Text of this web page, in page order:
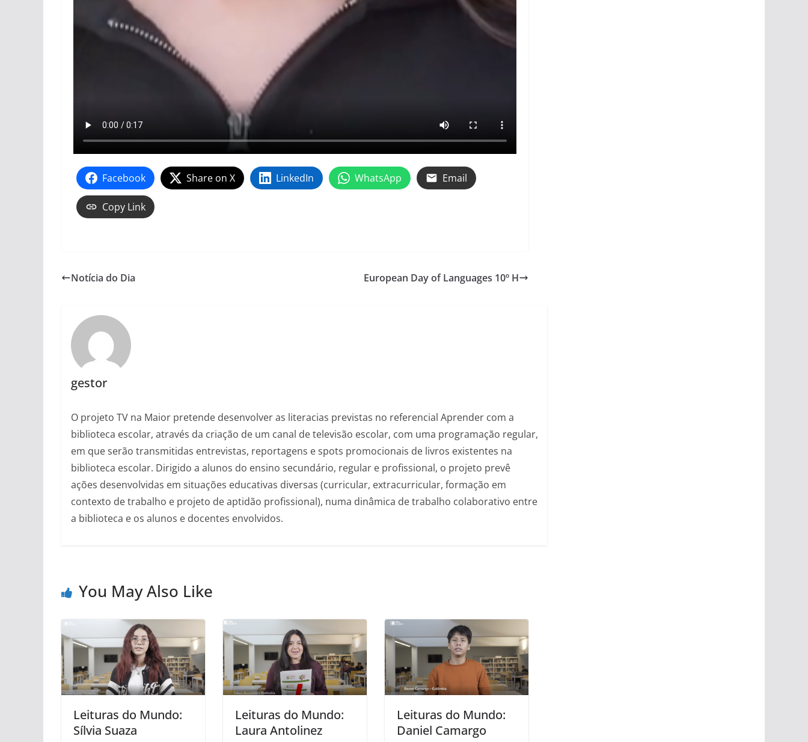
Facebook Share on X LinkedIn WhatsApp Email
Copy Link
Notícia do Dia European Day of Languages 10º H
gestor
O projeto TV na Maior pretende desenvolver as literacias previstas no referencial Aprender com a
biblioteca escolar, através da criação de um canal de televisão escolar, com uma programação regular,
em que serão transmitidas entrevistas, reportagens e spots promocionais de livros existentes na
biblioteca escolar. Dirigido a alunos do ensino secundário, regular e profissional, o projeto prevê
ações desenvolvidas em situações educativas diversas (curricular, extracurricular, formação em
contexto de trabalho e projeto de aptidão profissional), numa dinâmica de trabalho colaborativo entre
a biblioteca e os alunos e docentes envolvidos.
You May Also Like
Leituras do Mundo:
Sílvia Suaza
Leituras do Mundo:
Laura Antolinez
Leituras do Mundo:
Daniel Camargo